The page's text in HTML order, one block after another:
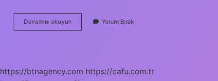
Devamını okuyun Reddedici
Bağlanma
Yorum Bırak
https://btnagency.com https://cafu.com.tr